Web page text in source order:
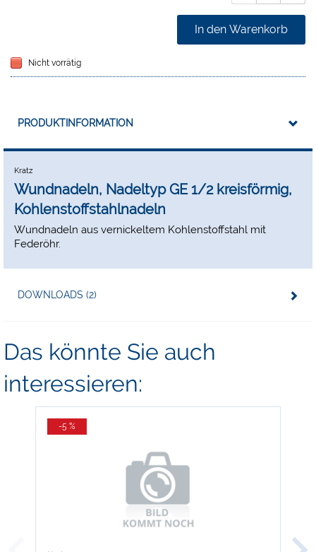
In den Warenkorb
Nicht vorrätig
PRODUKTINFORMATION
Kratz
Wundnadeln, Nadeltyp GE 1/2 kreisförmig,
Kohlenstoffstahlnadeln
Wundnadeln aus vernickeltem Kohlenstoffstahl mit
Federöhr.
DOWNLOADS (2)
Das könnte Sie auch
interessieren:
-5 %